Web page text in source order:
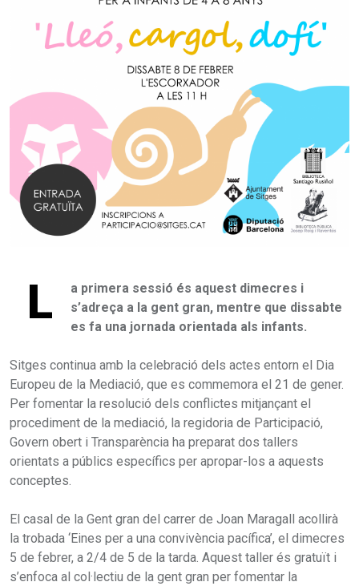
L
a primera sessió és aquest dimecres i
s’adreça a la gent gran, mentre que dissabte
es fa una jornada orientada als infants.
Sitges continua amb la celebració dels actes entorn el Dia
Europeu de la Mediació, que es commemora el 21 de gener.
Per fomentar la resolució dels conflictes mitjançant el
procediment de la mediació, la regidoria de Participació,
Govern obert i Transparència ha preparat dos tallers
orientats a públics específics per apropar-los a aquests
conceptes.
El casal de la Gent gran del carrer de Joan Maragall acollirà
la trobada ‘Eines per a una convivència pacífica’, el dimecres
5 de febrer, a 2/4 de 5 de la tarda. Aquest taller és gratuït i
s’enfoca al col·lectiu de la gent gran per fomentar la